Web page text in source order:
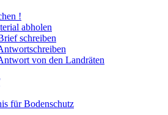
!
abholen
schreiben
von den Landräten
für Bodenschutz